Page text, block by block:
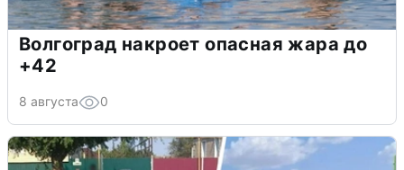
Волгоград накроет опасная жара до
+42
8 августа 0